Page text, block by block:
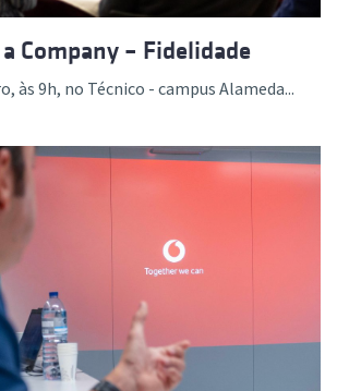
Company – Fidelidade
às 9h, no Técnico - campus Alameda...